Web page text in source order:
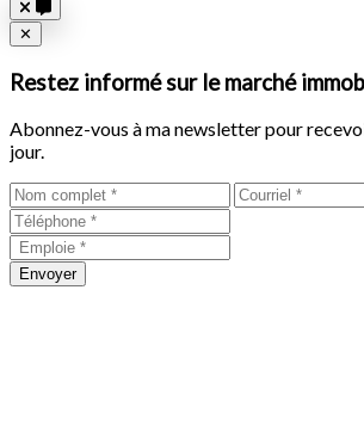
Close
✕
Restez informé sur le marché
Abonnez-vous à ma newsletter pour
jour.
Envoyer